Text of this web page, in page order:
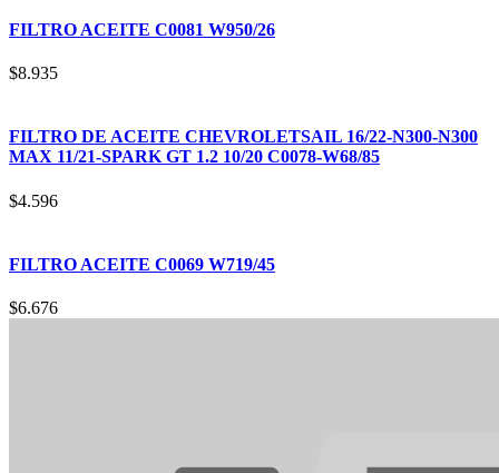
FILTRO ACEITE C0081 W950/26
$8.935
FILTRO DE ACEITE CHEVROLETSAIL 16/22-N300-N300
MAX 11/21-SPARK GT 1.2 10/20 C0078-W68/85
$4.596
FILTRO ACEITE C0069 W719/45
$6.676